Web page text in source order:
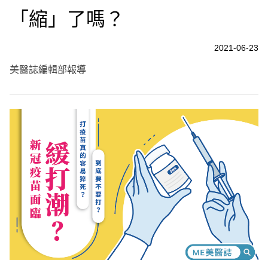
「縮」了嗎？
2021-06-23
美醫誌編輯部報導